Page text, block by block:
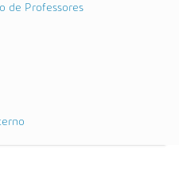
de Professores